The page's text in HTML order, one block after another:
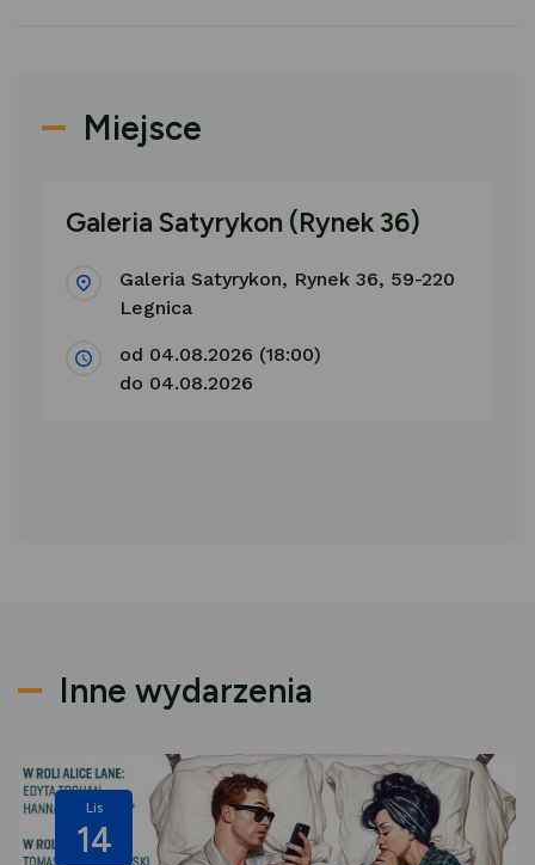
Miejsce
Galeria Satyrykon (Rynek 36)
Galeria Satyrykon, Rynek 36, 59-220
Legnica
od 04.08.2026 (18:00)
do 04.08.2026
Inne wydarzenia
Lis
14